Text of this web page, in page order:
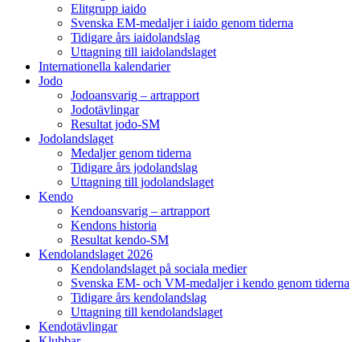
Elitgrupp iaido
Svenska EM-medaljer i iaido genom tiderna
Tidigare års iaidolandslag
Uttagning till iaidolandslaget
Internationella kalendarier
Jodo
Jodoansvarig – artrapport
Jodotävlingar
Resultat jodo-SM
Jodolandslaget
Medaljer genom tiderna
Tidigare års jodolandslag
Uttagning till jodolandslaget
Kendo
Kendoansvarig – artrapport
Kendons historia
Resultat kendo-SM
Kendolandslaget 2026
Kendolandslaget på sociala medier
Svenska EM- och VM-medaljer i kendo genom tiderna
Tidigare års kendolandslag
Uttagning till kendolandslaget
Kendotävlingar